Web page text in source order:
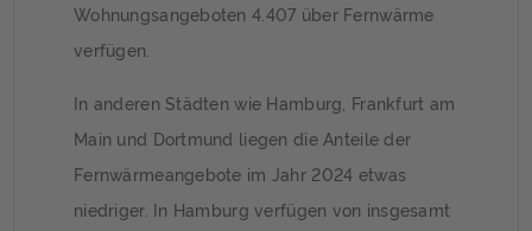
Wohnungsangeboten 4.407 über Fernwärme
verfügen.
In anderen Städten wie Hamburg, Frankfurt am
Main und Dortmund liegen die Anteile der
Fernwärmeangebote im Jahr 2024 etwas
niedriger. In Hamburg verfügen von insgesamt